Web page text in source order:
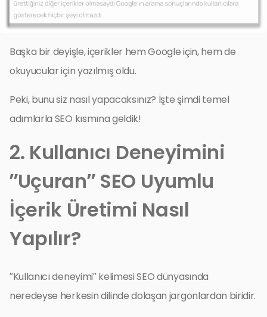
Başka bir deyişle, içerikler hem Google için, hem de
okuyucular için yazılmış oldu.
Peki, bunu siz nasıl yapacaksınız? İşte şimdi temel
adımlarla SEO kısmına geldik!
2. Kullanıcı Deneyimini
”Uçuran” SEO Uyumlu
İçerik Üretimi Nasıl
Yapılır?
”Kullanıcı deneyimi” kelimesi SEO dünyasında
neredeyse herkesin dilinde dolaşan jargonlardan biridir.